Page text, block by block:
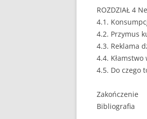
ROZDZIAŁ 4
4.1.
4.2. Przymus
4.3. Reklama
4.4.
4.5. Do czego
Zakończenie
Bibliografia